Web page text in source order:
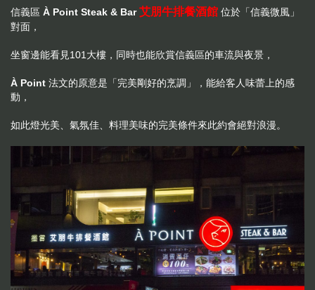
信義區 À Point Steak & Bar艾朋牛排餐酒館 位於「信義微風」
對面，
坐窗邊能看見101大樓，同時也能欣賞信義區的車流與夜景，
À Point 法文的原意是「完美剛好的烹調」，能給客人味蕾上的感
動，
如此燈光美、氣氛佳、料理美味的完美條件來此約會絕對浪漫。